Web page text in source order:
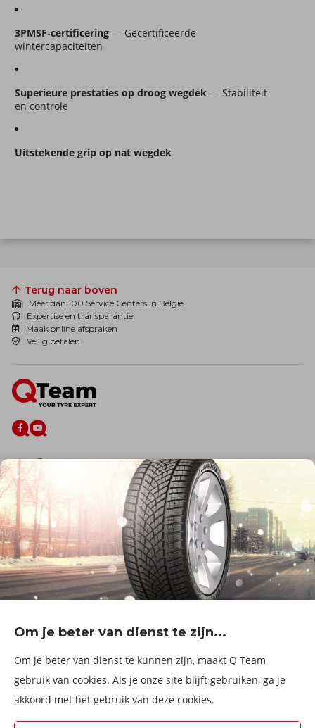
Om je beter van dienst te zijn...
Om je beter van dienst te kunnen zijn, maakt Q Team
gebruik van cookies. Als je onze site blijft gebruiken, ga je
akkoord met het gebruik van deze cookies.
3PMSF‑certificering — Gecertificeerde
wintercapaciteiten
Superieure prestaties op droog wegdek — Stabiliteit
en controle
Uitstekende grip op nat wegdek
Terug naar boven
Meer dan 100 Service Centers in Belgie
Expertise en transparantie
Maak online afspraken
Veilig betalen
De firma
Wie zijn wij?
Blog
Onze dienstverlening
Banden
Velgen
Diensten
Afspraak Maken
Informatie over
Professionele voertuigen
B2Bassistance
Werken bij QTeam
Maak een afspraak
Kies een service center